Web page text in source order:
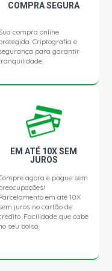
(1991 - 1994)
- 1994)
- 1994)
- 1994)
1994)
- 1994)
- 1994)
COMPRA SEGURA
compra online
Criptografia e
para garantir
EM ATÉ 10X SEM
JUROS
agora e pague sem
em até 10X
juros no cartão de
Facilidade que cabe
seu bolso.